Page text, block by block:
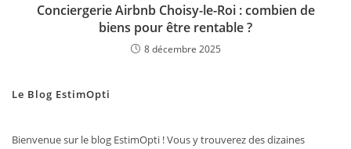
Conciergerie Airbnb Choisy-le-Roi : combien de
biens pour être rentable ?
8 décembre 2025
Le Blog EstimOpti
Bienvenue sur le blog EstimOpti ! Vous y trouverez des dizaines